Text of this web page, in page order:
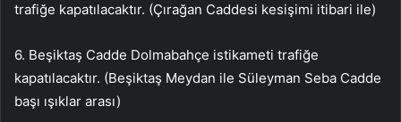
trafiğe kapatılacaktır. (Çırağan Caddesi kesişimi itibari ile)
6. Beşiktaş Cadde Dolmabahçe istikameti trafiğe
kapatılacaktır. (Beşiktaş Meydan ile Süleyman Seba Cadde
başı ışıklar arası)